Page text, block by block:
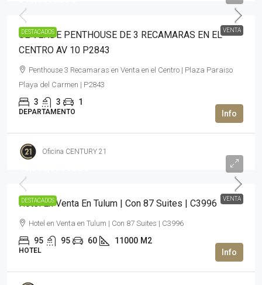
DESTACADOS VENTA
SE VENDE PENTHOUSE DE 3 RECAMARAS EN EL
CENTRO AV 10 P2843
Penthouse 3 Recamaras en Venta en el Centro | Plaza Paraiso
Playa del Carmen | P2843
3 3 1
DEPARTAMENTO
Oficina CENTURY 21
DESTACADOS VENTA
Hotel En Venta En Tulum | Con 87 Suites | C3996
Hotel en Venta en Tulum | Con 87 Suites | C3996
95 95 60 11000 M2
HOTEL